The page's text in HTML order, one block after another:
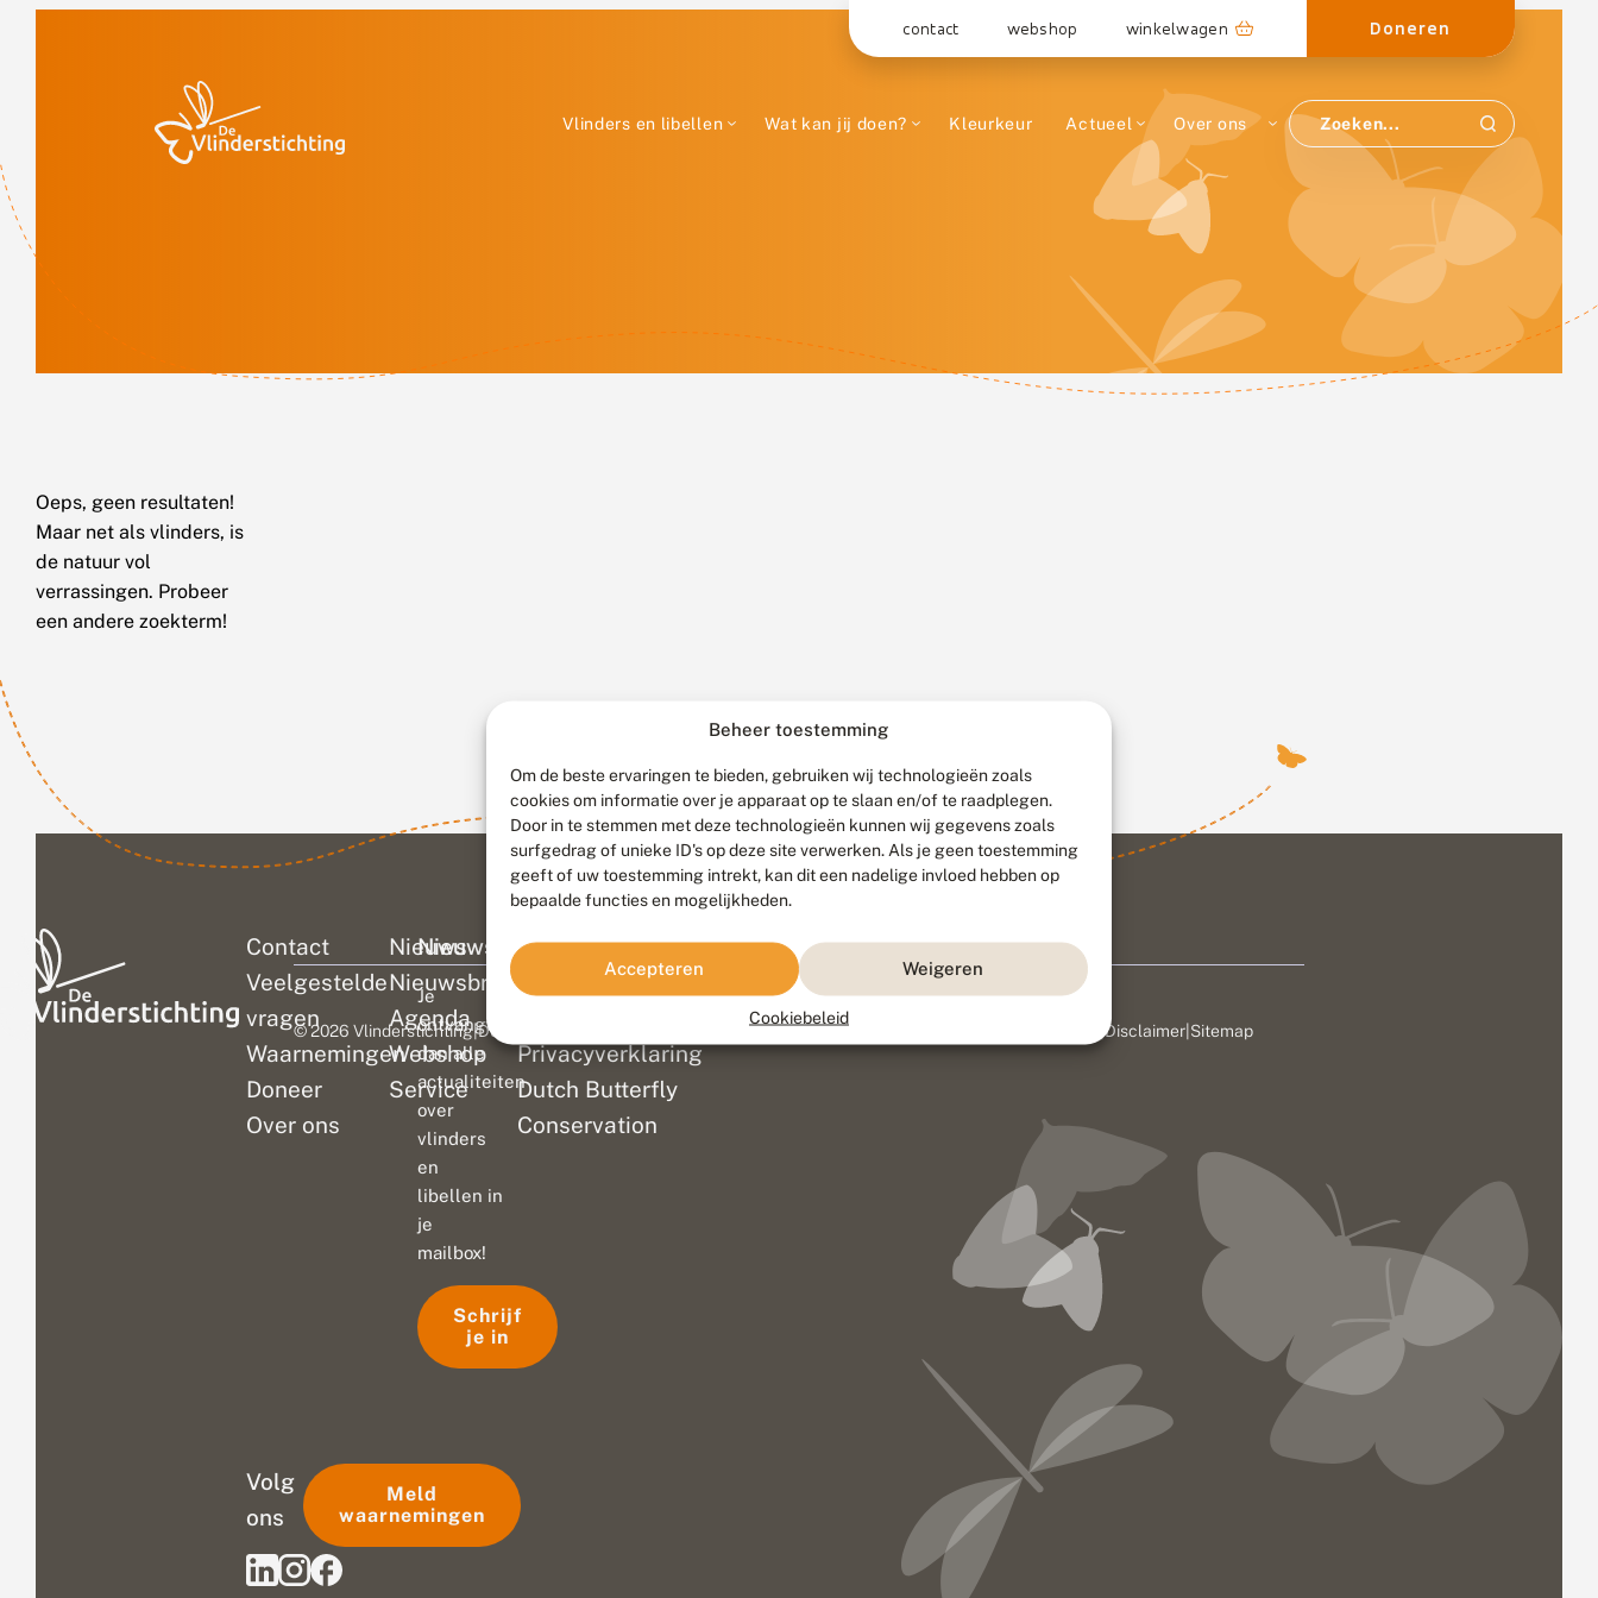
Beheer toestemming
Om de beste ervaringen te bieden, gebruiken wij technologieën zoals
cookies om informatie over je apparaat op te slaan en/of te raadplegen.
Door in te stemmen met deze technologieën kunnen wij gegevens zoals
surfgedrag of unieke ID's op deze site verwerken. Als je geen toestemming
geeft of uw toestemming intrekt, kan dit een nadelige invloed hebben op
bepaalde functies en mogelijkheden.
Accepteren Weigeren
Cookiebeleid
contact webshop winkelwagen Doneren
Vlinders en libellen Wat kan jij doen? Kleurkeur Actueel Over ons
Oeps, geen resultaten!
Maar net als vlinders, is
de natuur vol
verrassingen. Probeer
een andere zoekterm!
Contact
Veelgestelde
vragen
Waarnemingen
Doneer
Over ons
Nieuws
Nieuwsbrief
Agenda
Webshop
Service
Colofon
Disclaimer
Privacyverklaring
Dutch Butterfly
Conservation
Nieuwsbrief
Je
ontvangt
dan alle
actualiteiten
over
vlinders
en
libellen in
je
mailbox!
Schrijf
je in
Volg
ons
Meld
waarnemingen
© 2026 Vlinderstichting|Duurzaam ontwikkeld door Go2People, ontworpen door Disclaimer Sitemap